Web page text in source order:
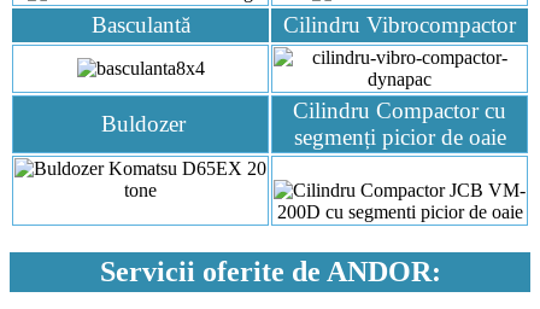
Basculantă Cilindru Vibrocompactor
Buldozer
Cilindru Compactor cu
segmenți picior de oaie
Servicii oferite de ANDOR: